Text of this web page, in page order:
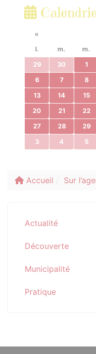
«
l.
m. m.
29 30 1
6 7 8
13 14 15
20 21 22
27 28 29
3 4 5
Accueil Sur
Actualité
Découverte
Municipalité
Pratique